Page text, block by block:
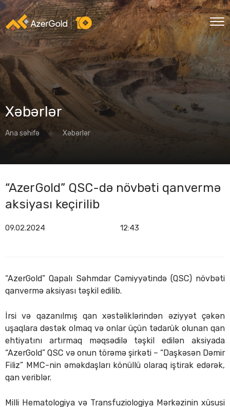
Xəbərlər
Ana səhifə Xəbərlər
“AzerGold” QSC-də növbəti qanvermə
aksiyası keçirilib
09.02.2024 12:43
“AzerGold” Qapalı Səhmdar Cəmiyyətində (QSC) növbəti
qanvermə aksiyası təşkil edilib.
İrsi və qazanılmış qan xəstəliklərindən əziyyət çəkən
uşaqlara dəstək olmaq və onlar üçün tədarük olunan qan
ehtiyatını artırmaq məqsədilə təşkil edilən aksiyada
“AzerGold” QSC və onun törəmə şirkəti – “Daşkəsən Dəmir
Filiz” MMC-nin əməkdaşları könüllü olaraq iştirak edərək,
qan veriblər.
Milli Hematologiya və Transfuziologiya Mərkəzinin xüsusi